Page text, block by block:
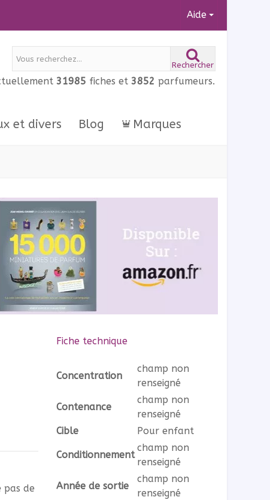
Aide
Rechercher
31985 fiches et3852 parfumeurs.
et divers Blog Marques
pas de
Fiche technique
Concentration
champ non
renseigné
Contenance
champ non
renseigné
Cible
Pour enfant
Conditionnement
champ non
renseigné
Année de sortie
champ non
renseigné